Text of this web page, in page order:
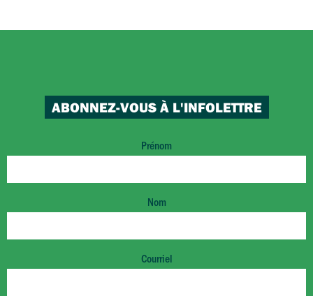
ABONNEZ-VOUS À L'INFOLETTRE
Prénom
Nom
Courriel